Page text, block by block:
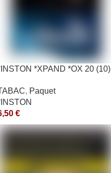
*XPAND *OX 20 (10)
, Paquet
€